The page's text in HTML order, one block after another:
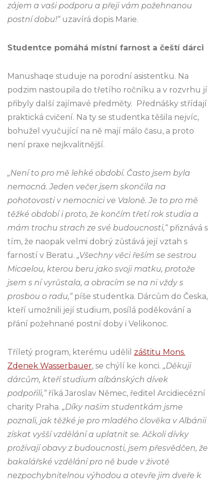
zájem a vaši podporu a přeji vám požehnanou
postní dobu!“uzavírá dopis Marie.
Studentce pomáhá místní farnost a čeští dárci
Manushaqe studuje na porodní asistentku. Na
podzim nastoupila do třetího ročníku a v rozvrhu jí
přibyly další zajímavé předměty. Přednášky střídají
praktická cvičení. Na ty se studentka těšila nejvíc,
bohužel vyučující na ně mají málo času, a proto
není praxe nejkvalitnější.
„Není to pro mě lehké období. Často jsem byla
nemocná. Jeden večer jsem skončila na
pohotovosti v nemocnici ve Valoně. Je to pro mě
těžké období i proto, že končím třetí rok studia a
mám trochu strach ze své budoucnosti,“přiznává s
tím, že naopak velmi dobrý zůstává její vztah s
farností v Beratu. „Všechny věci řeším se sestrou
Micaelou, kterou beru jako svoji matku, protože
jsem s ní vyrůstala, a obracím se na ni vždy s
prosbou o radu,“píše studentka. Dárcům do Česka,
kteří umožnili její studium, posílá poděkování a
přání požehnané postní doby i Velikonoc.
Tříletý program, kterému udělil záštitu Mons.
Zdenek Wasserbauer, se chýlí ke konci. „Děkuji
dárcům, kteří studium albánských dívek
podpořili,“ říká Jaroslav Němec, ředitel Arcidiecézní
charity Praha. „Díky našim studentkám jsme
poznali, jak těžké je pro mladého člověka v Albánii
získat vyšší vzdělání a uplatnit se. Ačkoli dívky
prožívají obavy z budoucnosti, jsem přesvědčen, že
bakalářské vzdělání pro ně bude v životě
nezpochybnitelnou výhodou a otevře jim dveře k